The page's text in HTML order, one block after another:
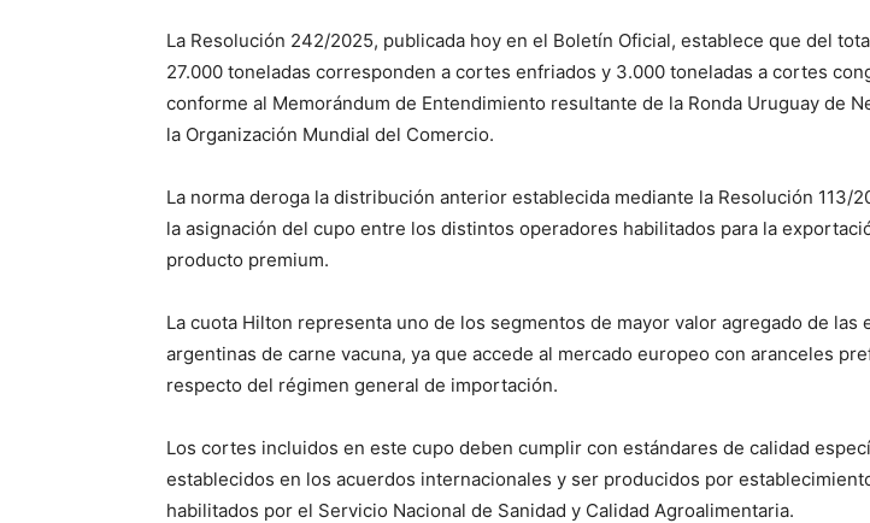
La Resolución 242/2025, publicada hoy en el Boletín Oficial, establece que del
27.000 toneladas corresponden a cortes enfriados y 3.000 toneladas a cortes
conforme al Memorándum de Entendimiento resultante de la Ronda Uruguay de
la Organización Mundial del Comercio.
La norma deroga la distribución anterior establecida mediante la Resolución 113/
la asignación del cupo entre los distintos operadores habilitados para la
producto premium.
La cuota Hilton representa uno de los segmentos de mayor valor agregado de las
argentinas de carne vacuna, ya que accede al mercado europeo con aranceles
respecto del régimen general de importación.
Los cortes incluidos en este cupo deben cumplir con estándares de calidad
establecidos en los acuerdos internacionales y ser producidos por
habilitados por el Servicio Nacional de Sanidad y Calidad Agroalimentaria.